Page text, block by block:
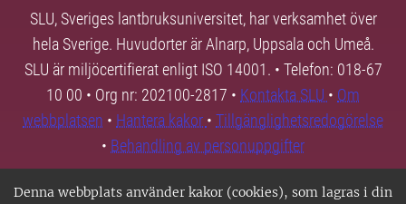
Denna webbplats använder kakor (cookies), som lagras i din
SLU, Sveriges lantbruksuniversitet, har verksamhet över
hela Sverige. Huvudorter är Alnarp, Uppsala och Umeå.
SLU är miljöcertifierat enligt ISO 14001. • Telefon: 018-67
10 00 • Org nr: 202100-2817 • Kontakta SLU • Om
webbplatsen • Hantera kakor • Tillgänglighetsredogörelse
• Behandling av personuppgifter